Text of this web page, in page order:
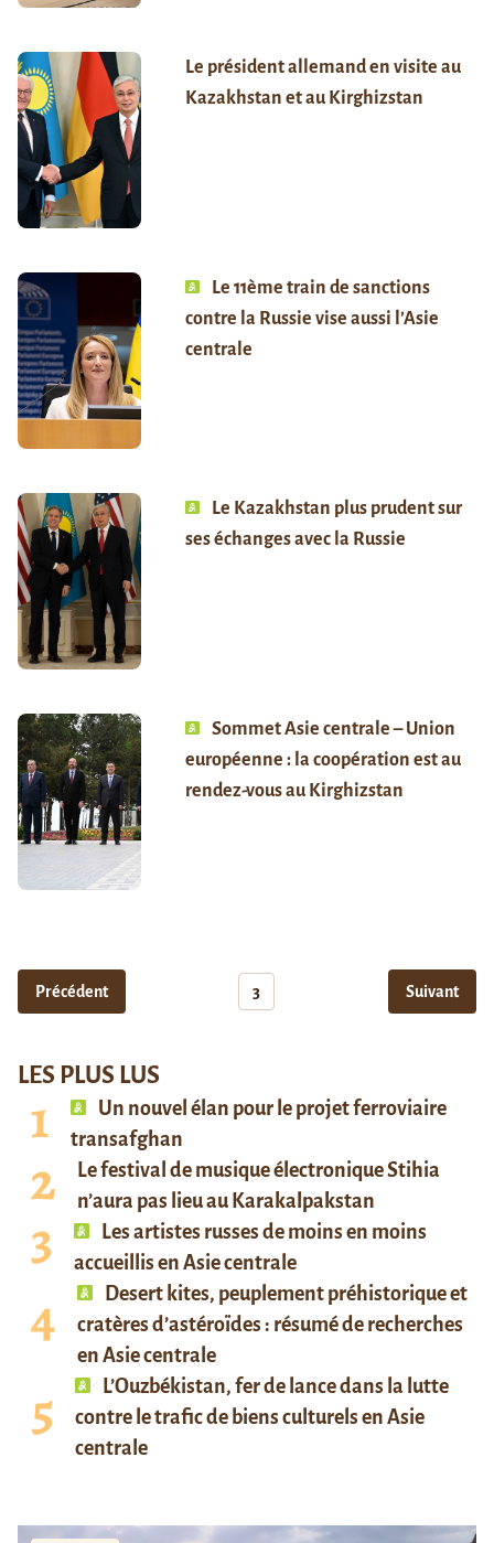
Le président allemand en visite au
Kazakhstan et au Kirghizstan
Le 11ème train de sanctions
contre la Russie vise aussi l’Asie
centrale
Le Kazakhstan plus prudent sur
ses échanges avec la Russie
Sommet Asie centrale – Union
européenne : la coopération est au
rendez-vous au Kirghizstan
Précédent 3 Suivant
LES PLUS LUS
Un nouvel élan pour le projet ferroviaire
transafghan
Le festival de musique électronique Stihia
n’aura pas lieu au Karakalpakstan
Les artistes russes de moins en moins
accueillis en Asie centrale
Desert kites, peuplement préhistorique et
cratères d’astéroïdes : résumé de recherches
en Asie centrale
L’Ouzbékistan, fer de lance dans la lutte
contre le trafic de biens culturels en Asie
centrale